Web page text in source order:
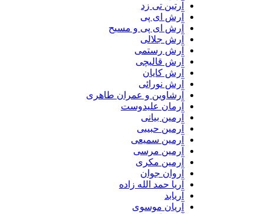
آرتین تی زد
آرش ای پی
آرش ای پی و مسیح
آرش جلالی
آرش رستمی
آرش قالیچی
آرش کایان
آرش نورائی
آرشاوین و عمران طاهری
آرمان علیدوست
آرمین بیانی
آرمین حبیبی
آرمین سمیعی
آرمین مرسی
آرمین مکری
آروان جوان
آریا حمد الله زاده
آریابد
آریان موسوی